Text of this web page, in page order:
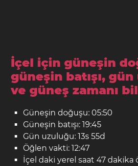
İçel için güneşin
güneşin batışı,
ve güneş zamanı
Güneşin doğuşu: 05:50
Güneşin batışı: 19:45
Gün uzuluğu: 13s 55d
Öğlen vakti: 12:47
İçel daki yerel saat 47